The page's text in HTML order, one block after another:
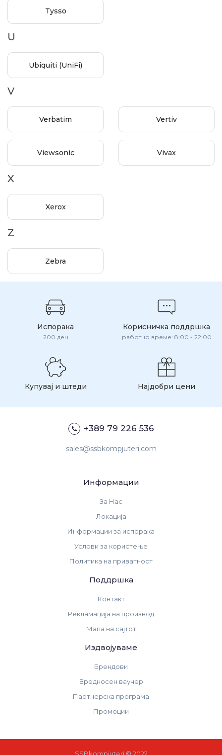
Tysso
U
Ubiquiti (UniFi)
V
Verbatim Vertiv
Viewsonic Vivax
X
Xerox
Z
Zebra
Испорака
200 ден
Корисничка поддршка
работно време: 8:00 - 22:00
Купувај и штеди Најдобри цени
+389 79 226 536
sales@ssbkompjuteri.com
Информации
За Нас
Локација
Информации за испорака
Услови за користење
Политика на приватност
Поддршка
Контакт
Рекламација на производ
Мапа на сајтот
Издвојуваме
Брендови
Вредносен ваучер
Партнерска програма
Промоции